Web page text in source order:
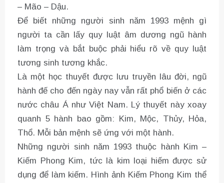
– Mão – Dậu.
Để biết những người sinh năm 1993 mệnh gì
người ta cần lấy quy luật âm dương ngũ hành
làm trọng và bắt buộc phải hiểu rõ về quy luật
tương sinh tương khắc.
Là một học thuyết được lưu truyền lâu đời, ngũ
hành đế cho đến ngày nay vẫn rất phổ biến ở các
nước châu Á như Việt Nam. Lý thuyết này xoay
quanh 5 hành bao gồm: Kim, Mộc, Thủy, Hỏa,
Thổ. Mỗi bản mệnh sẽ ứng với một hành.
Những người sinh năm 1993 thuộc hành Kim –
Kiếm Phong Kim, tức là kim loại hiếm được sử
dụng để làm kiếm. Hình ảnh Kiếm Phong Kim thể